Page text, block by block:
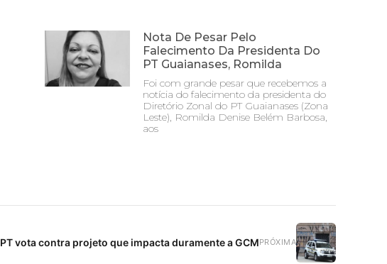
Nota De Pesar Pelo
Falecimento Da Presidenta Do
PT Guaianases, Romilda
Foi com grande pesar que recebemos a
notícia do falecimento da presidenta do
Diretório Zonal do PT Guaianases (Zona
Leste), Romilda Denise Belém Barbosa,
aos
PRÓXIMA
PT vota contra projeto que impacta duramente a GCM